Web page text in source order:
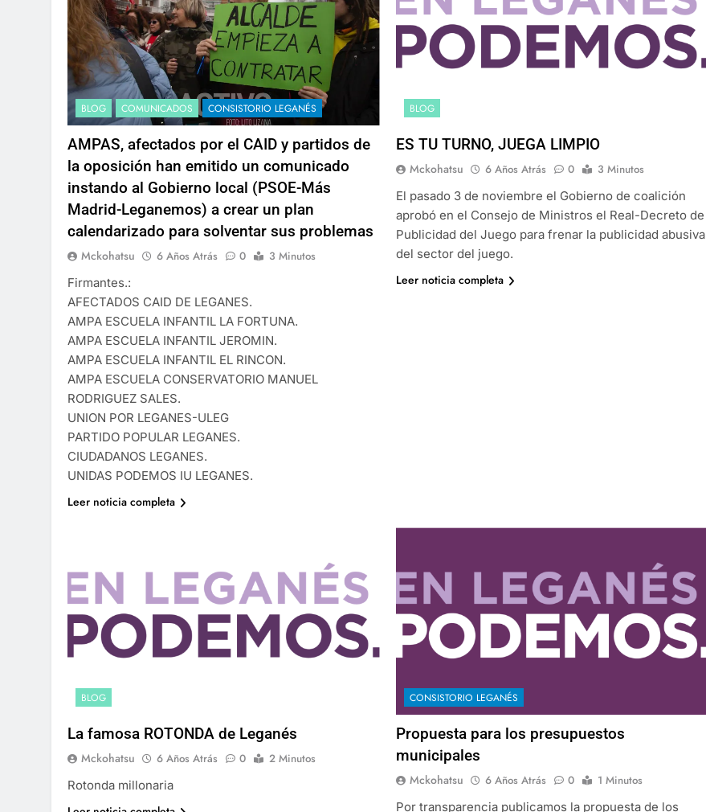
BLOG COMUNICADOS CONSISTORIO LEGANÉS
AMPAS, afectados por el CAID y partidos de
la oposición han emitido un comunicado
instando al Gobierno local (PSOE-Más
Madrid-Leganemos) a crear un plan
calendarizado para solventar sus problemas
Mckohatsu 6 Años Atrás 0
3 Minutos
Firmantes.:
AFECTADOS CAID DE LEGANES.
AMPA ESCUELA INFANTIL LA FORTUNA.
AMPA ESCUELA INFANTIL JEROMIN.
AMPA ESCUELA INFANTIL EL RINCON.
AMPA ESCUELA CONSERVATORIO MANUEL
RODRIGUEZ SALES.
UNION POR LEGANES-ULEG
PARTIDO POPULAR LEGANES.
CIUDADANOS LEGANES.
UNIDAS PODEMOS IU LEGANES.
Leer noticia completa
BLOG
ES TU TURNO, JUEGA LIMPIO
Mckohatsu 6 Años Atrás 0
3 Minutos
El pasado 3 de noviembre el Gobierno de coalición
aprobó en el Consejo de Ministros el Real-Decreto de
Publicidad del Juego para frenar la publicidad abusiva
del sector del juego.
Leer noticia completa
BLOG
La famosa ROTONDA de Leganés
Mckohatsu 6 Años Atrás 0
2 Minutos
Rotonda millonaria
CONSISTORIO LEGANÉS
Propuesta para los presupuestos
municipales
Mckohatsu 6 Años Atrás 0
1 Minutos
Por transparencia publicamos la propuesta de los